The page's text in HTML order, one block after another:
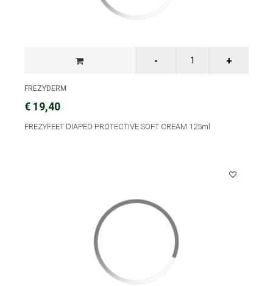
FREZYDERM
€ 19,40
FREZYFEET DIAPED PROTECTIVE SOFT CREAM 125ml